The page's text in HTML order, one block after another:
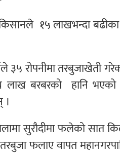
किसानले १५ लाखभन्दा
३५ रोपनीमा तरबुजाखेती
लाख बरबरको हानि
।
सुरौदीमा फलेको सात
फलाए वापत